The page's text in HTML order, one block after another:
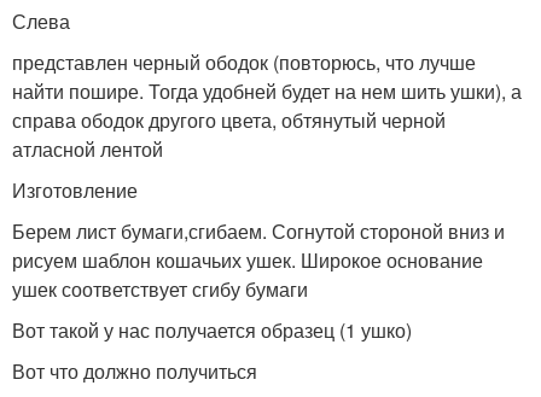
Слева
представлен черный ободок (повторюсь, что лучше
найти пошире. Тогда удобней будет на нем шить ушки), а
справа ободок другого цвета, обтянутый черной
атласной лентой
Изготовление
Берем лист бумаги,сгибаем. Согнутой стороной вниз и
рисуем шаблон кошачьих ушек. Широкое основание
ушек соответствует сгибу бумаги
Вот такой у нас получается образец (1 ушко)
Вот что должно получиться